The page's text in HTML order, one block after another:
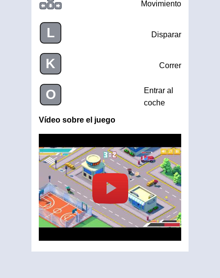
Movimiento
L Disparar
K Correr
O
Entrar al
coche
Vídeo sobre el juego